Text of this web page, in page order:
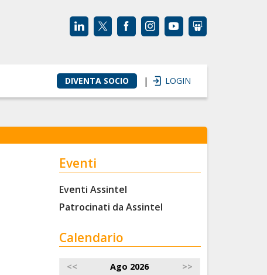
DIVENTA SOCIO | LOGIN
Eventi
Eventi Assintel
Patrocinati da Assintel
Calendario
<< Ago 2026 >>